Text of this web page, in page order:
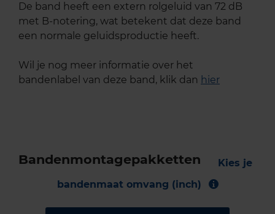
De band heeft een extern rolgeluid van 72 dB
met B-notering, wat betekent dat deze band
een normale geluidsproductie heeft.
Wil je nog meer informatie over het
bandenlabel van deze band, klik dan hier
Bandenmontagepakketten
Kies je
bandenmaat omvang (inch)